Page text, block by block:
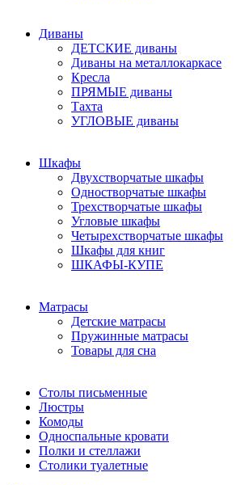
Диваны
ДЕТСКИЕ диваны
Диваны на металлокаркасе
Кресла
ПРЯМЫЕ диваны
Тахта
УГЛОВЫЕ диваны
Шкафы
Двухстворчатые шкафы
Одностворчатые шкафы
Трехстворчатые шкафы
Угловые шкафы
Четырехстворчатые шкафы
Шкафы для книг
ШКАФЫ-КУПЕ
Матрасы
Детские матрасы
Пружинные матрасы
Товары для сна
Столы письменные
Люстры
Комоды
Односпальные кровати
Полки и стеллажи
Столики туалетные